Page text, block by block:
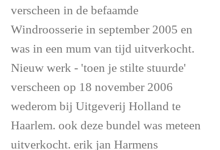
verscheen in de befaamde
Windroosserie in september 2005 en
was in een mum van tijd uitverkocht.
Nieuw werk - 'toen je stilte stuurde'
verscheen op 18 november 2006
wederom bij Uitgeverij Holland te
Haarlem. ook deze bundel was meteen
uitverkocht. erik jan Harmens